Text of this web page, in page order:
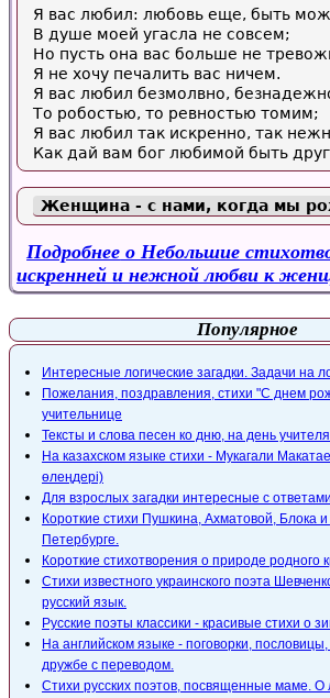
Я вас любил: любовь еще, быть
В душе моей угасла не совсем;
Но пусть она вас больше не
Я не хочу печалить вас ничем.
Я вас любил безмолвно,
То робостью, то ревностью томим;
Я вас любил так искренно, так
Как дай вам бог любимой быть
Женщина - с нами, когда мы
Подробнее о Небольшие
искренней и нежной любви к
Популярное
Интересные логические загадки. Задачи на
Пожелания, поздравления, стихи "С днем
учительнице
Тексты и слова песен ко дню, на день
На казахском языке стихи - Мукагали
өлеңдері)
Для взрослых загадки интересные с
Короткие стихи Пушкина, Ахматовой, Блока и
Петербурге.
Короткие стихотворения о природе родного
Стихи известного украинского поэта
русский язык.
Русские поэты классики - красивые стихи о
На английском языке - поговорки,
дружбе с переводом.
Стихи русских поэтов, посвященные маме. О